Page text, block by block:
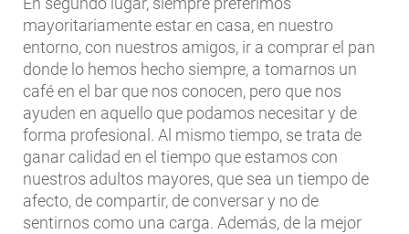
mayoritariamente estar en casa, en nuestro
entorno, con nuestros amigos, ir a comprar el pan
donde lo hemos hecho siempre, a tomarnos un
café en el bar que nos conocen, pero que nos
ayuden en aquello que podamos necesitar y de
forma profesional. Al mismo tiempo, se trata de
ganar calidad en el tiempo que estamos con
nuestros adultos mayores, que sea un tiempo de
afecto, de compartir, de conversar y no de
sentirnos como una carga. Además, de la mejor